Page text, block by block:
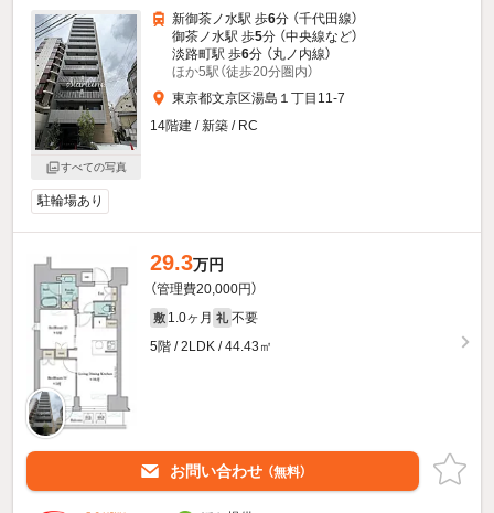
すべての写真
新御茶ノ水駅 歩6分 （千代田線）
御茶ノ水駅 歩5分 （中央線など）
淡路町駅 歩6分 （丸ノ内線）
ほか5駅（徒歩20分圏内）
東京都文京区湯島１丁目11-7
14階建 / 新築 / RC
駐輪場あり
29.3万円
（管理費20,000円）
敷 1.0ヶ月 礼 不要
5階 / 2LDK / 44.43㎡
お問い合わせ （無料）